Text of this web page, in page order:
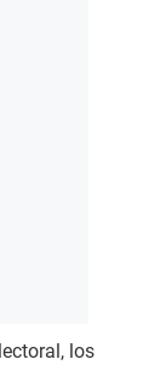
los